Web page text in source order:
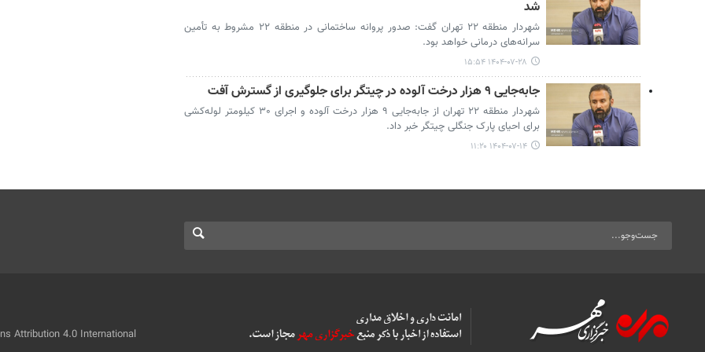
شد
شهردار منطقه ۲۲ تهران گفت: صدور پروانه ساختمانی در منطقه ۲۲ مشروط به تأمین
سرانه‌های درمانی خواهد بود.
۱۴۰۴-۰۷-۲۸ ۱۵:۵۴
جابه‌جایی ۹ هزار درخت آلوده در چیتگر برای جلوگیری از گسترش آفت
شهردار منطقه ۲۲ تهران از جابه‌جایی ۹ هزار درخت آلوده و اجرای ۳۰ کیلومتر لوله‌کشی
برای احیای پارک جنگلی چیتگر خبر داد.
۱۴۰۴-۰۷-۱۴ ۱۱:۲۰
Attribution 4.0 International